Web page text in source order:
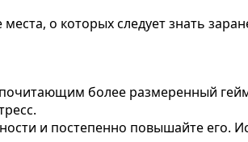
о которых следует знать
более размеренный
и постепенно повышайте